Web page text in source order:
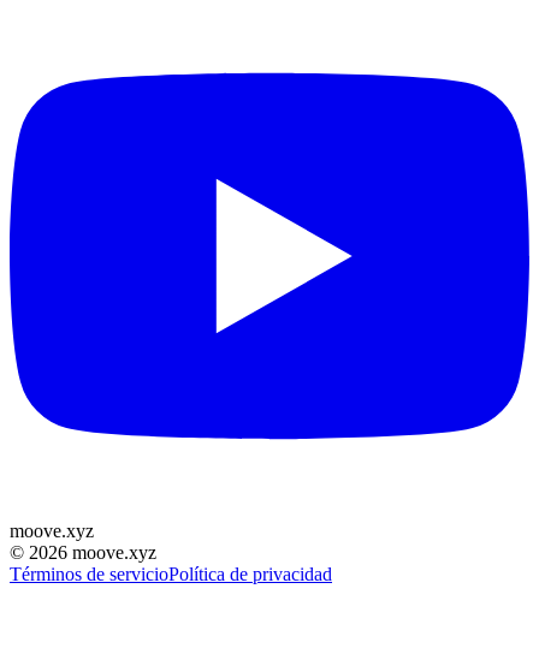
moove.xyz
© 2026 moove.xyz
Términos de servicioPolítica de privacidad